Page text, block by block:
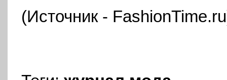
(Источник -